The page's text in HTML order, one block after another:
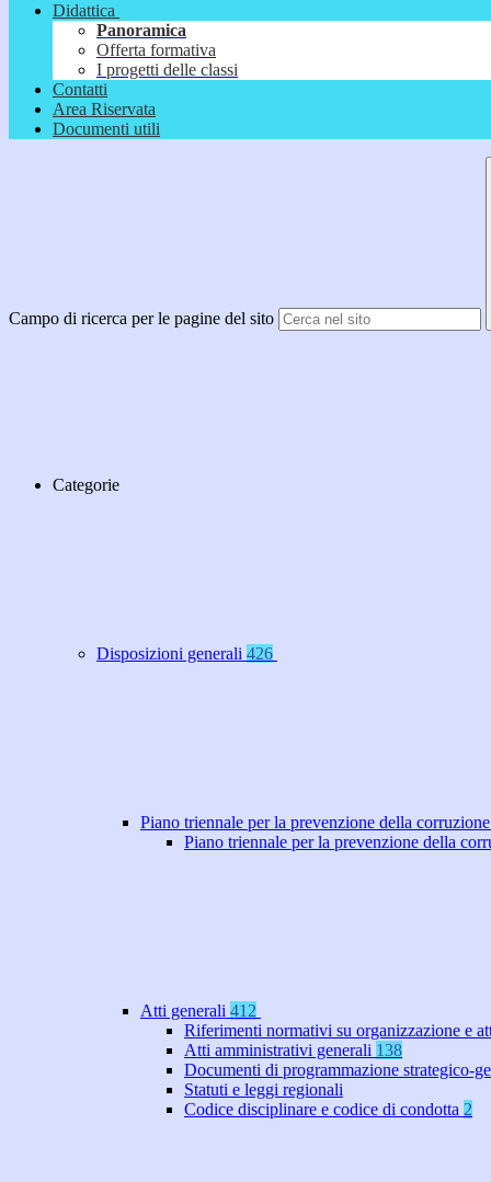
Didattica
Panoramica
Offerta formativa
I progetti delle classi
Contatti
Area Riservata
Documenti utili
Campo di ricerca per le pagine del sito
Categorie
Disposizioni generali 426
Piano triennale per la prevenzione della
Piano triennale per la prevenzione della
Atti generali 412
Riferimenti normativi su organizzazione e
Atti amministrativi generali 138
Documenti di programmazione strategico-
Statuti e leggi regionali
Codice disciplinare e codice di condotta 2